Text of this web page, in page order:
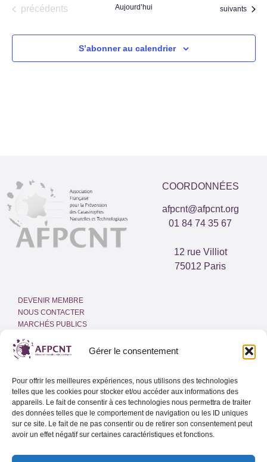
Gérer le consentement
Pour offrir les meilleures expériences, nous utilisons des technologies
telles que les cookies pour stocker et/ou accéder aux informations des
appareils. Le fait de consentir à ces technologies nous permettra de traiter
des données telles que le comportement de navigation ou les ID uniques
sur ce site. Le fait de ne pas consentir ou de retirer son consentement peut
avoir un effet négatif sur certaines caractéristiques et fonctions.
Évènements
précédents Aujourd’hui Évènements
suivants
S’abonner au calendrier
COORDONNÉES
afpcnt@afpcnt.org
01 84 74 35 67
12 rue Villiot
75012 Paris
DEVENIR MEMBRE
NOUS CONTACTER
MARCHÉS PUBLICS
INTRANET
POLITIQUE DE COOKIES
(UE)
Adresse email